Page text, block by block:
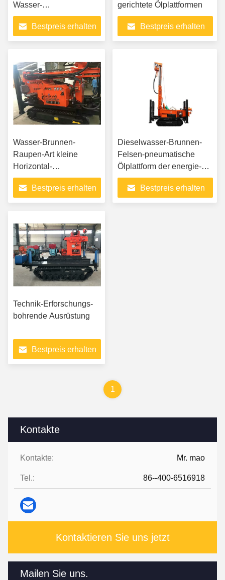
Kontakte
Kontakte: Mr. mao
Tel.: 86--400-6516918
Kontaktieren Sie uns jetzt
Mailen Sie uns.
Wasser-
Brunnenbohrungs-
AnlageBestpreis erhalten
gerichtete Ölplattformen
Bestpreis erhalten
Wasser-Brunnen-
Raupen-Art kleine
Horizontal-
Bohrmaschine
Bestpreis erhalten
Dieselwasser-Brunnen-
Felsen-pneumatische
Ölplattform der energie-
260m
Bestpreis erhalten
Technik-Erforschungs-
bohrende Ausrüstung
Bestpreis erhalten
1